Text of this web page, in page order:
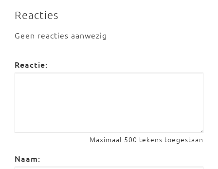
Reacties
Geen reacties aanwezig
Reactie:
Maximaal 500 tekens toegestaan
Naam: